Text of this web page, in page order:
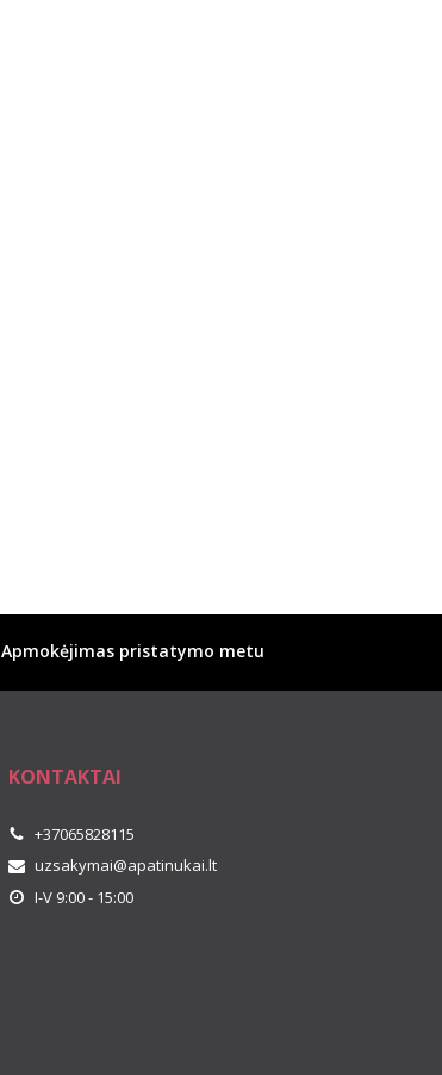
Apmokėjimas pristatymo metu
KONTAKTAI
+37065828115
uzsakymai@apatinukai.lt
I-V 9:00 - 15:00